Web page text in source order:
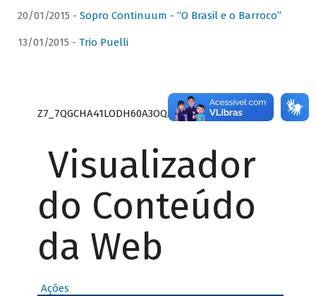
20/01/2015 - Sopro Continuum - “O Brasil e o Barroco”
13/01/2015 - Trio Puelli
Z7_7QGCHA41LODH60A3OQA8RN1415
Visualizador
do Conteúdo
da Web
Ações